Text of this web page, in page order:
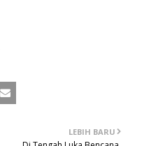
LEBIH BARU